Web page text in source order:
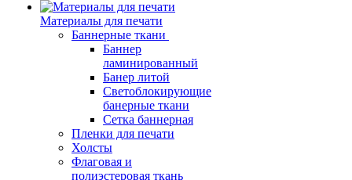
Материалы для печати
Баннерные ткани
Баннер
ламинированный
Банер литой
Светоблокирующие
банерные ткани
Сетка баннерная
Пленки для печати
Холсты
Флаговая и
полиэстеровая ткань